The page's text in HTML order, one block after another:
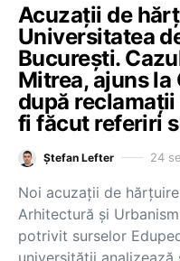
Acuzații de
Universitatea
București.
Mitrea, ajuns la
după
fi făcut referiri
Ștefan Lefter 24
Noi acuzații de
Arhitectură și
potrivit surselor
universității